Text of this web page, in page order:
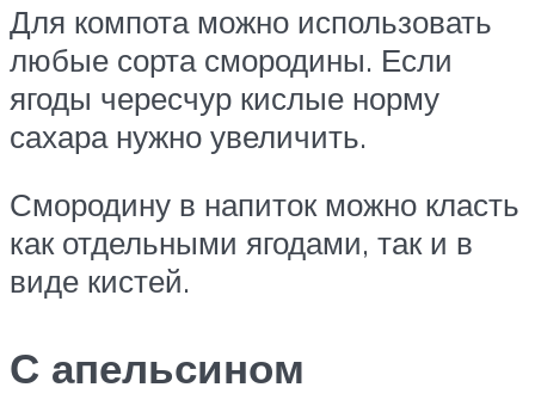
Для компота можно использовать
любые сорта смородины. Если
ягоды чересчур кислые норму
сахара нужно увеличить.
Смородину в напиток можно класть
как отдельными ягодами, так и в
виде кистей.
С апельсином